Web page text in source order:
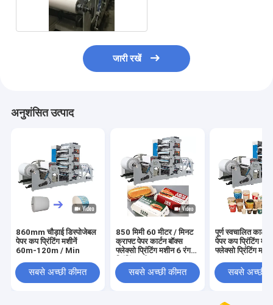
जारी रखें
अनुशंसित उत्पाद
860mm चौड़ाई डिस्पोजेबल
पेपर कप प्रिंटिंग मशीनें
60m-120m / Min
सबसे अच्छी कीमत
850 मिमी 60 मीटर / मिनट
क्राफ्ट पेपर कार्टन बॉक्स
फ्लेक्सो प्रिंटिंग मशीन 6 रंग
सबसे अच्छी कीमत
पूर्ण स्वचालित कार्टन
पेपर कप प्रिंटिंग
फ्लेक्सो प्रिंटिंग
सबसे अच्छी